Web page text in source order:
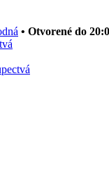
• Otvorené do